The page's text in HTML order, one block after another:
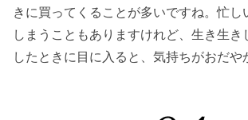
きに買ってくることが多いですね。忙し
しまうこともありますけれど、生き生き
したときに目に入ると、気持ちがおだや